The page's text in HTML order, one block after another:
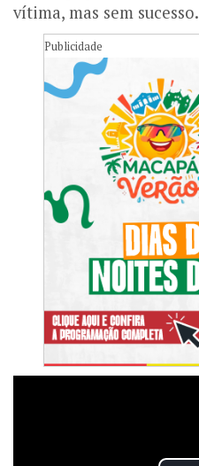
vítima, mas sem sucesso.
Publicidade